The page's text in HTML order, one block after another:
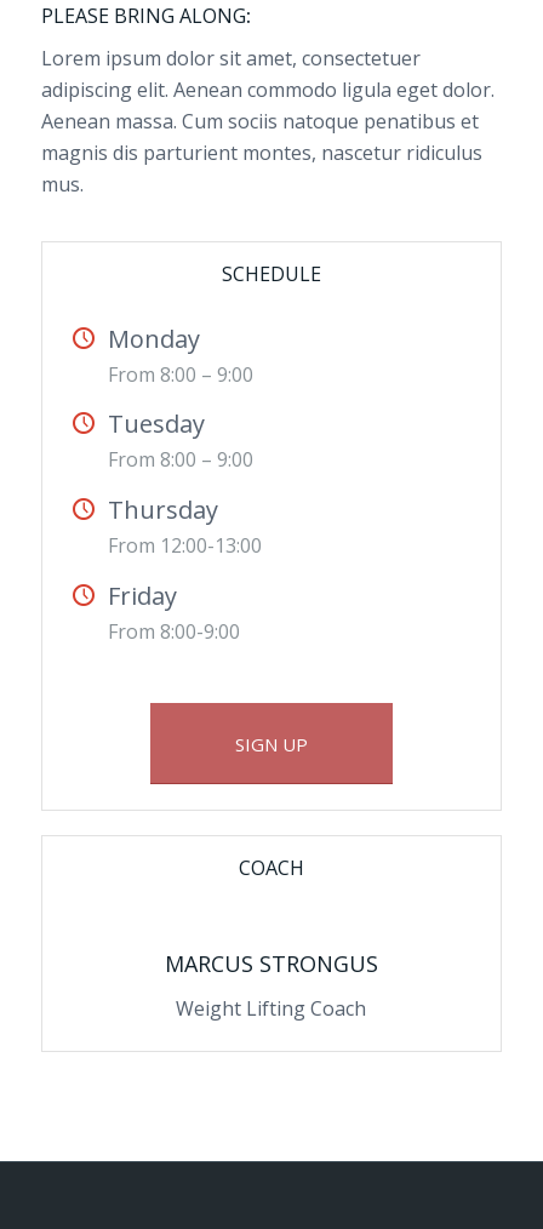
PLEASE BRING ALONG:
Lorem ipsum dolor sit amet, consectetuer
adipiscing elit. Aenean commodo ligula eget dolor.
Aenean massa. Cum sociis natoque penatibus et
magnis dis parturient montes, nascetur ridiculus
mus.
SCHEDULE
Monday
From 8:00 – 9:00
Tuesday
From 8:00 – 9:00
Thursday
From 12:00-13:00
Friday
From 8:00-9:00
SIGN UP
COACH
MARCUS STRONGUS
Weight Lifting Coach